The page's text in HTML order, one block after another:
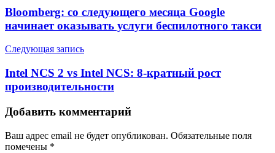
Bloomberg: со следующего месяца Google
начинает оказывать услуги беспилотного такси
Следующая запись
Intel NCS 2 vs Intel NCS: 8-кратный рост
производительности
Добавить комментарий
Ваш адрес email не будет опубликован. Обязательные поля
помечены *